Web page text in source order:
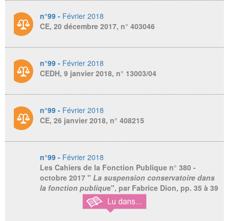
n°99 - Février 2018
CE, 20 décembre 2017, n° 403046
n°99 - Février 2018
CEDH, 9 janvier 2018, n° 13003/04
n°99 - Février 2018
CE, 26 janvier 2018, n° 408215
n°99 - Février 2018
Les Cahiers de la Fonction Publique n° 380 -
octobre 2017 " La suspension conservatoire dans
la fonction publique", par Fabrice Dion, pp. 35 à 39